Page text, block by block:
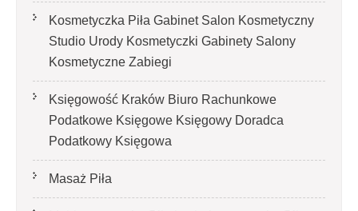
Kosmetyczka Piła Gabinet Salon Kosmetyczny
Studio Urody Kosmetyczki Gabinety Salony
Kosmetyczne Zabiegi
Księgowość Kraków Biuro Rachunkowe
Podatkowe Księgowe Księgowy Doradca
Podatkowy Księgowa
Masaż Piła